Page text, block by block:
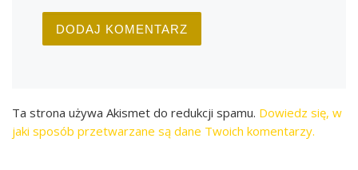
Ta strona używa Akismet do redukcji spamu. Dowiedz się, w
jaki sposób przetwarzane są dane Twoich komentarzy.